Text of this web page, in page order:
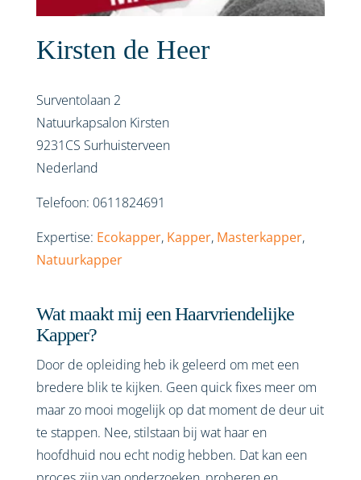
Kirsten de Heer
Surventolaan 2
Natuurkapsalon Kirsten
9231CS Surhuisterveen
Nederland
Telefoon: 0611824691
Expertise: Ecokapper, Kapper, Masterkapper,
Natuurkapper
Wat maakt mij een Haarvriendelijke
Kapper?
Door de opleiding heb ik geleerd om met een
bredere blik te kijken. Geen quick fixes meer om
maar zo mooi mogelijk op dat moment de deur uit
te stappen. Nee, stilstaan bij wat haar en
hoofdhuid nou echt nodig hebben. Dat kan een